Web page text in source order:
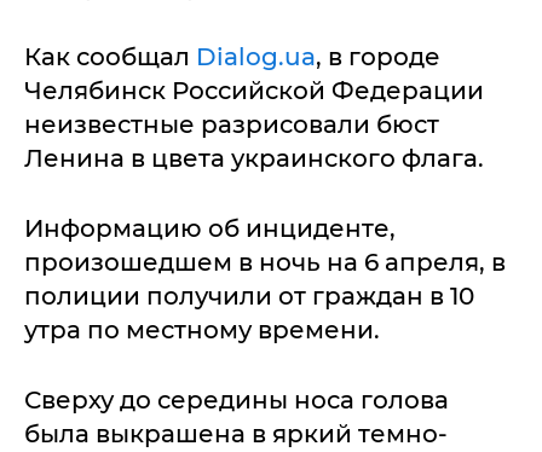
Как сообщал Dialog.ua, в городе
Челябинск Российской Федерации
неизвестные разрисовали бюст
Ленина в цвета украинского флага.
Информацию об инциденте,
произошедшем в ночь на 6 апреля, в
полиции получили от граждан в 10
утра по местному времени.
Сверху до середины носа голова
была выкрашена в яркий темно-